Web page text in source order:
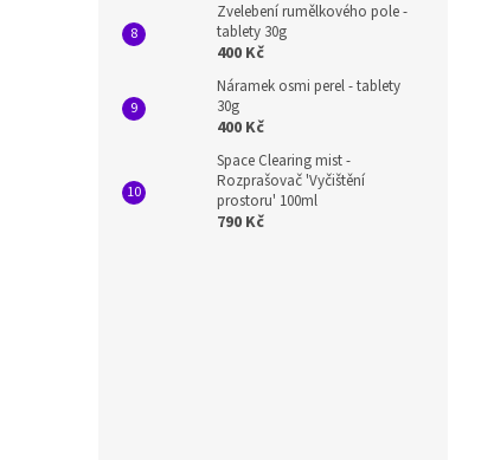
Zvelebení rumělkového pole -
tablety 30g
400 Kč
Náramek osmi perel - tablety
30g
400 Kč
Space Clearing mist -
Rozprašovač 'Vyčištění
prostoru' 100ml
790 Kč